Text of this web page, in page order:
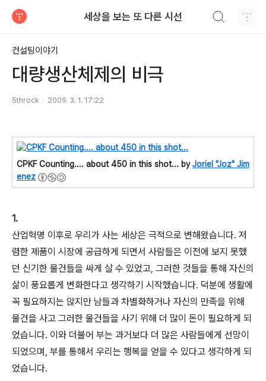
세상을 보는 또 다른 시선
컨설팅이야기
대량생산체제의 비극
5throck 2009. 3. 1. 17:22
CPKF Counting.... about 450 in this shot... byJoriel "Joz" Jim
enez
1.
산업혁명 이후로 우리가 사는 세상은 극적으로 변해왔습니다. 저
렴한 제품이 시장에 공급하게 되면서 사람들은 이전에 보지 못했
던 신기한 물건들을 싸게 살 수 있었고, 그러한 것들을 통해 자신의
삶이 풍요롭게 변화한다고 생각하기 시작했습니다. 덕분에 생활에
꼭 필요하지는 않지만 남들과 차별화하거나 자신의 만족을 위해
물건을 사고 그러한 물건들을 사기 위해 더 많이 돈이 필요하게 되
었습니다. 이와 더불어 부는 과거보다 더 많은 사람들에게 선망이
되었으며, 부를 통해서 우리는 행복을 얻을 수 있다고 생각하게 되
었습니다.